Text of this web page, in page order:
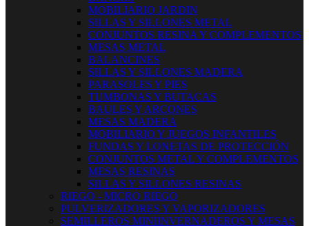
MOBILIARIO JARDIN
SILLAS Y SILLONES METAL
CONJUNTOS RESINA Y COMPLEMENTOS
MESAS METAL
BALANCINES
SILLAS Y SILLONES MADERA
PARASOLES Y PIES
TUMBONAS Y BUTACAS
BAULES Y ARCONES
MESAS MADERA
MOBILIARIO Y JUEGOS INFANTILES
FUNDAS Y LONETAS DE PROTECCIÓN
CONJUNTOS METAL Y COMPLEMENTOS
MESAS RESINAS
SILLAS Y SILLONES RESINAS
RIEGO - MICRO RIEGO
PULVERIZADORES Y VAPORIZADORES
SEMILLEROS MINIINVERNADEROS Y MESAS